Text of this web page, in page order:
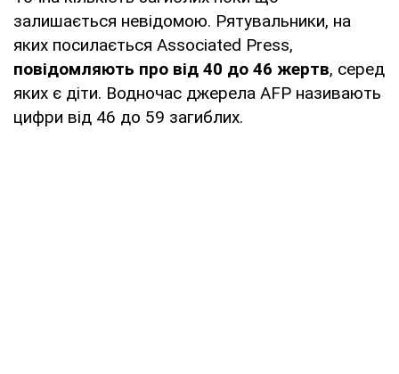
залишається невідомою. Рятувальники, на
яких посилається Associated Press,
повідомляють про від 40 до 46 жертв, серед
яких є діти. Водночас джерела AFP називають
цифри від 46 до 59 загиблих.